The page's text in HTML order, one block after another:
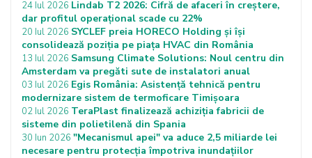
24 Iul 2026 Lindab T2 2026: Cifră de afaceri în creștere,
dar profitul operațional scade cu 22%
20 Iul 2026 SYCLEF preia HORECO Holding și își
consolidează poziția pe piața HVAC din România
13 Iul 2026 Samsung Climate Solutions: Noul centru din
Amsterdam va pregăti sute de instalatori anual
03 Iul 2026 Egis România: Asistență tehnică pentru
modernizare sistem de termoficare Timișoara
02 Iul 2026 TeraPlast finalizează achiziția fabricii de
sisteme din polietilenă din Spania
30 Iun 2026 "Mecanismul apei" va aduce 2,5 miliarde lei
necesare pentru protecţia împotriva inundaţiilor